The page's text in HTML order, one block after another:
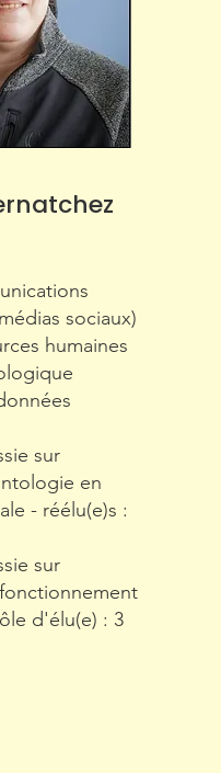
sociaux)
humaines
sur
en
- réélu(e)s :
sur
d'élu(e) : 3